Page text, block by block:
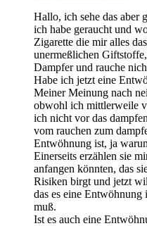
Hallo, ich sehe das aber
ich habe geraucht und
Zigarette die mir alles
unermeßlichen
Dampfer und rauche
Habe ich jetzt eine
Meiner Meinung nach
obwohl ich mittlerweile
ich nicht vor das
vom rauchen zum
Entwöhnung ist, ja
Einerseits erzählen sie
anfangen könnten, das
Risiken birgt und jetzt
das es eine
muß.
Ist es auch eine